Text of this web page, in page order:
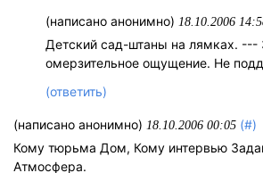
(написано анонимно) 18.10.2006
Детский сад-штаны на лямках. ---
омерзительное ощущение. Не
(ответить)
(написано анонимно) 18.10.2006 00:05 (#)
Кому тюрьма Дом, Кому интервью
Атмосфера.